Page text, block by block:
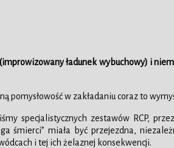
ładunek wybuchowy) i
w zakładaniu coraz to
specjalistycznych zestawów RCP,
śmierci” miała być przejezdna,
i tej ich żelaznej konsekwencji.